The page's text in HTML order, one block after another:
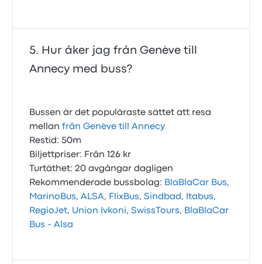
Hur åker jag från Genève till
Annecy med buss?
Bussen är det populäraste sättet att resa
mellanfrån Genève till Annecy
Restid: 50m
Biljettpriser: Från 126 kr
Turtäthet: 20 avgångar dagligen
Rekommenderade bussbolag: BlaBlaCar Bus,
MarinoBus,ALSA, FlixBus,Sindbad , Itabus,
RegioJet, Union Ivkoni,SwissTours, BlaBlaCar
Bus - Alsa